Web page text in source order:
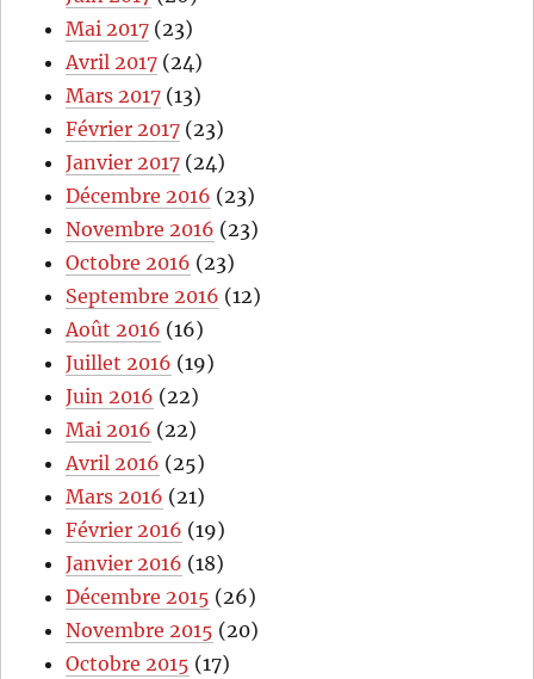
Mai 2017 (23)
Avril 2017 (24)
Mars 2017 (13)
Février 2017 (23)
Janvier 2017 (24)
Décembre 2016 (23)
Novembre 2016 (23)
Octobre 2016 (23)
Septembre 2016 (12)
Août 2016 (16)
Juillet 2016 (19)
Juin 2016 (22)
Mai 2016 (22)
Avril 2016 (25)
Mars 2016 (21)
Février 2016 (19)
Janvier 2016 (18)
Décembre 2015 (26)
Novembre 2015 (20)
Octobre 2015 (17)